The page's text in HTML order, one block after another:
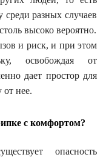
разных случаев
высоко вероятно.
и риск, и при этом
освобождая от
дает простор для
от нее.
с комфортом?
опасность